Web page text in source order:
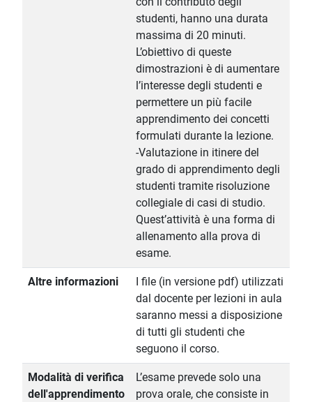
studenti, hanno una durata
massima di 20 minuti.
L’obiettivo di queste
dimostrazioni è di aumentare
l’interesse degli studenti e
permettere un più facile
apprendimento dei concetti
formulati durante la lezione.
-Valutazione in itinere del
grado di apprendimento degli
studenti tramite risoluzione
collegiale di casi di studio.
Quest’attività è una forma di
allenamento alla prova di
esame.
Altre informazioni
I file (in versione pdf) utilizzati
dal docente per lezioni in aula
saranno messi a disposizione
di tutti gli studenti che
seguono il corso.
Modalità di verifica
dell'apprendimento
L’esame prevede solo una
prova orale, che consiste in